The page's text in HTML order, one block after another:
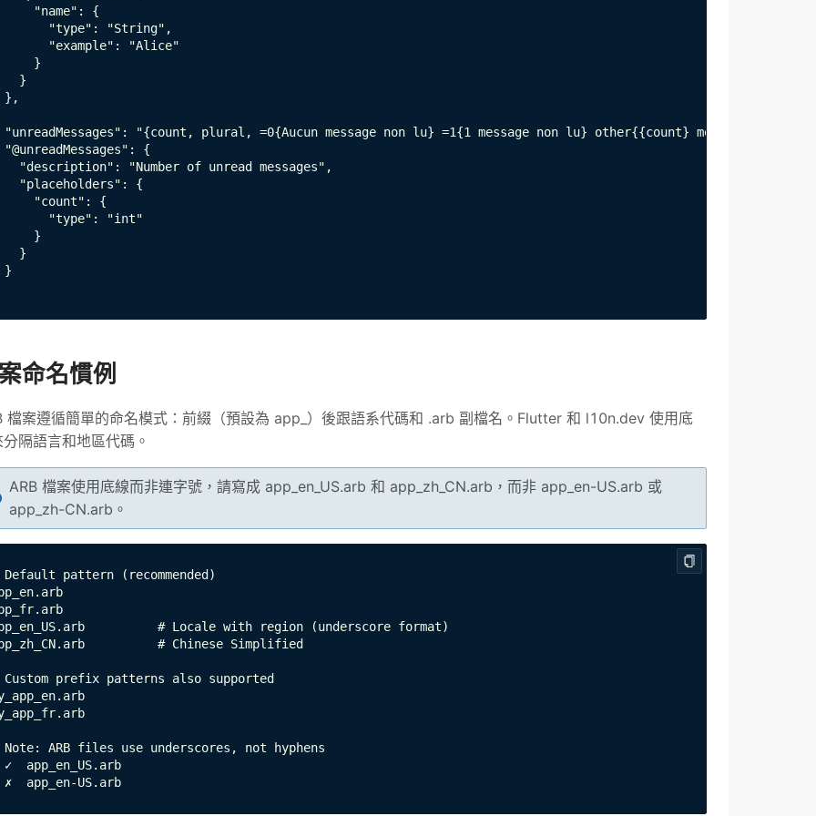
"name": {
"type": "String",
"example": "Alice"
}
}
},
"unreadMessages": "{count, plural, =0{Aucun message non lu} =1{1 message non lu} other{{count} messages non
"@unreadMessages": {
"description": "Number of unread messages",
"placeholders": {
"count": {
"type": "int"
}
}
}
命名慣例
檔案遵循簡單的命名模式：前綴（預設為 app_）後跟語系代碼和 .arb 副檔名。Flutter 和 l10n.dev 使用底
隔語言和地區代碼。
ARB 檔案使用底線而非連字號，請寫成 app_en_US.arb 和 app_zh_CN.arb，而非 app_en-US.arb 或
app_zh-CN.arb。
Default pattern (recommended)
# Locale with region (underscore format)
# Chinese Simplified
Custom prefix patterns also supported
Note: ARB files use underscores, not hyphens
app_en_US.arb
✗  app_en-US.arb